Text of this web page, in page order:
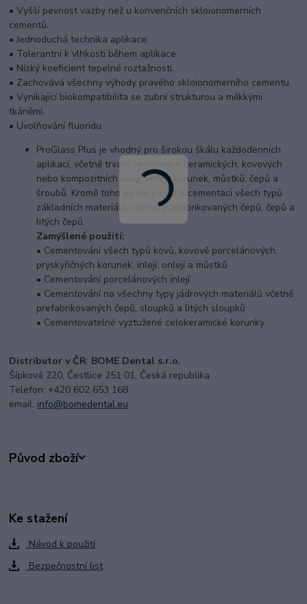
• Vyšší pevnost vazby než u konvenčních skloionomerních
cementů.
• Jednoduchá technika aplikace.
• Tolerantní k vlhkosti během aplikace
• Nízký koeficient tepelné roztažnosti.
• Zachovává všechny výhody pravého skloionomerního cementu.
• Vynikající biokompatibilita se zubní strukturou a měkkými
tkáněmi.
• Uvolňování fluoridu
ProGlass Plus je vhodný pro širokou škálu každodenních
aplikací, včetně trvalé cementace keramických, kovových
nebo kompozitních inlejí, onlejí, korunek, můstků, čepů a
šroubů. Kromě toho jej lze použít k cementaci všech typů
základních materiálů, včetně prefabrikovaných čepů, čepů a
litých čepů.
Zamýšlené použití:
• Cementování všech typů kovů, kovově porcelánových,
pryskyřičných korunek, inlejí, onlejí a můstků
• Cementování porcelánových inlejí
• Cementování na všechny typy jádrových materiálů včetně
prefabrikovaných čepů, sloupků a litých sloupků
• Cementovatelné vyztužené celokeramické korunky
Distributor v ČR: BOME Dental s.r.o.
Šípková 220, Čestlice 251 01, Česká republika
Telefon: +420 602 653 168
email: info@bomedental.eu
Původ zboží
Ke stažení
Návod k použití
Bezpečnostní list